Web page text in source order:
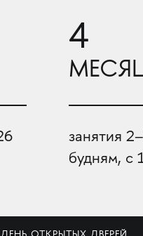
4
занятия
будням, с